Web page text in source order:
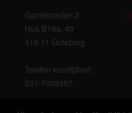
Gamlestaden 2
Hus B19a, 4tr
415 11 Goteborg
Telefon kundtjänst:
031-7008387